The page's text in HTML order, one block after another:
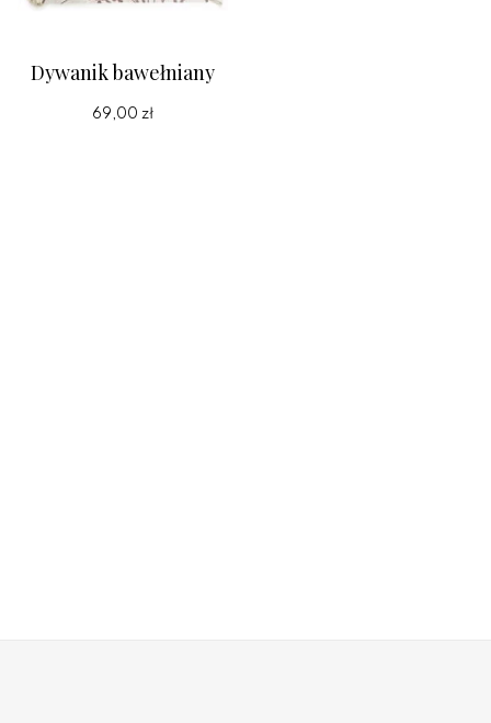
Dywanik bawełniany
69,00 zł